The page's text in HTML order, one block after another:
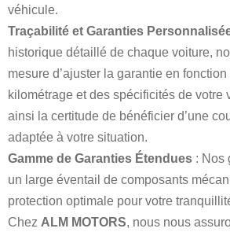
véhicule.
Traçabilité et Garanties
historique détaillé de chaque voiture,
mesure d’ajuster la garantie en fonction
kilométrage et des spécificités de votre
ainsi la certitude de bénéficier d’une
adaptée à votre situation.
Gamme de Garanties Étendues : Nos
un large éventail de composants
protection optimale pour votre
Chez ALM MOTORS, nous nous